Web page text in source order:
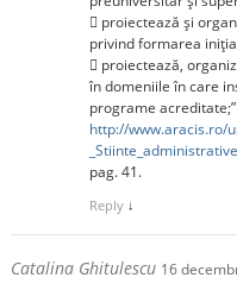
 proiectează și
privind formarea
 proiectează,
în domeniile în care
programe acreditate;”
http://www.aracis.ro/
pag. 41.
Reply ↓
Catalina Ghitulescu 16